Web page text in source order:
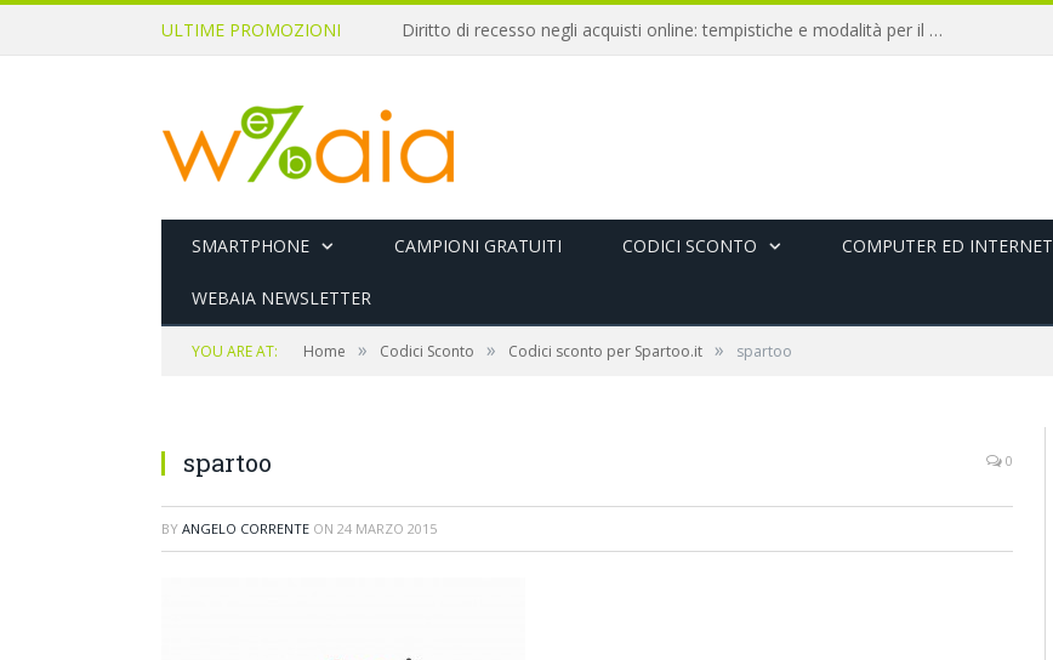
ULTIME PROMOZIONI Diritto di recesso negli acquisti online: tempistiche e modalità per il rimborso
SMARTPHONE CAMPIONI GRATUITI CODICI SCONTO COMPUTER ED INTERNET
WEBAIA NEWSLETTER
YOU ARE AT: Home » Codici Sconto » Codici sconto per Spartoo.it » spartoo
spartoo 0
BY ANGELO CORRENTE ON 24 MARZO 2015